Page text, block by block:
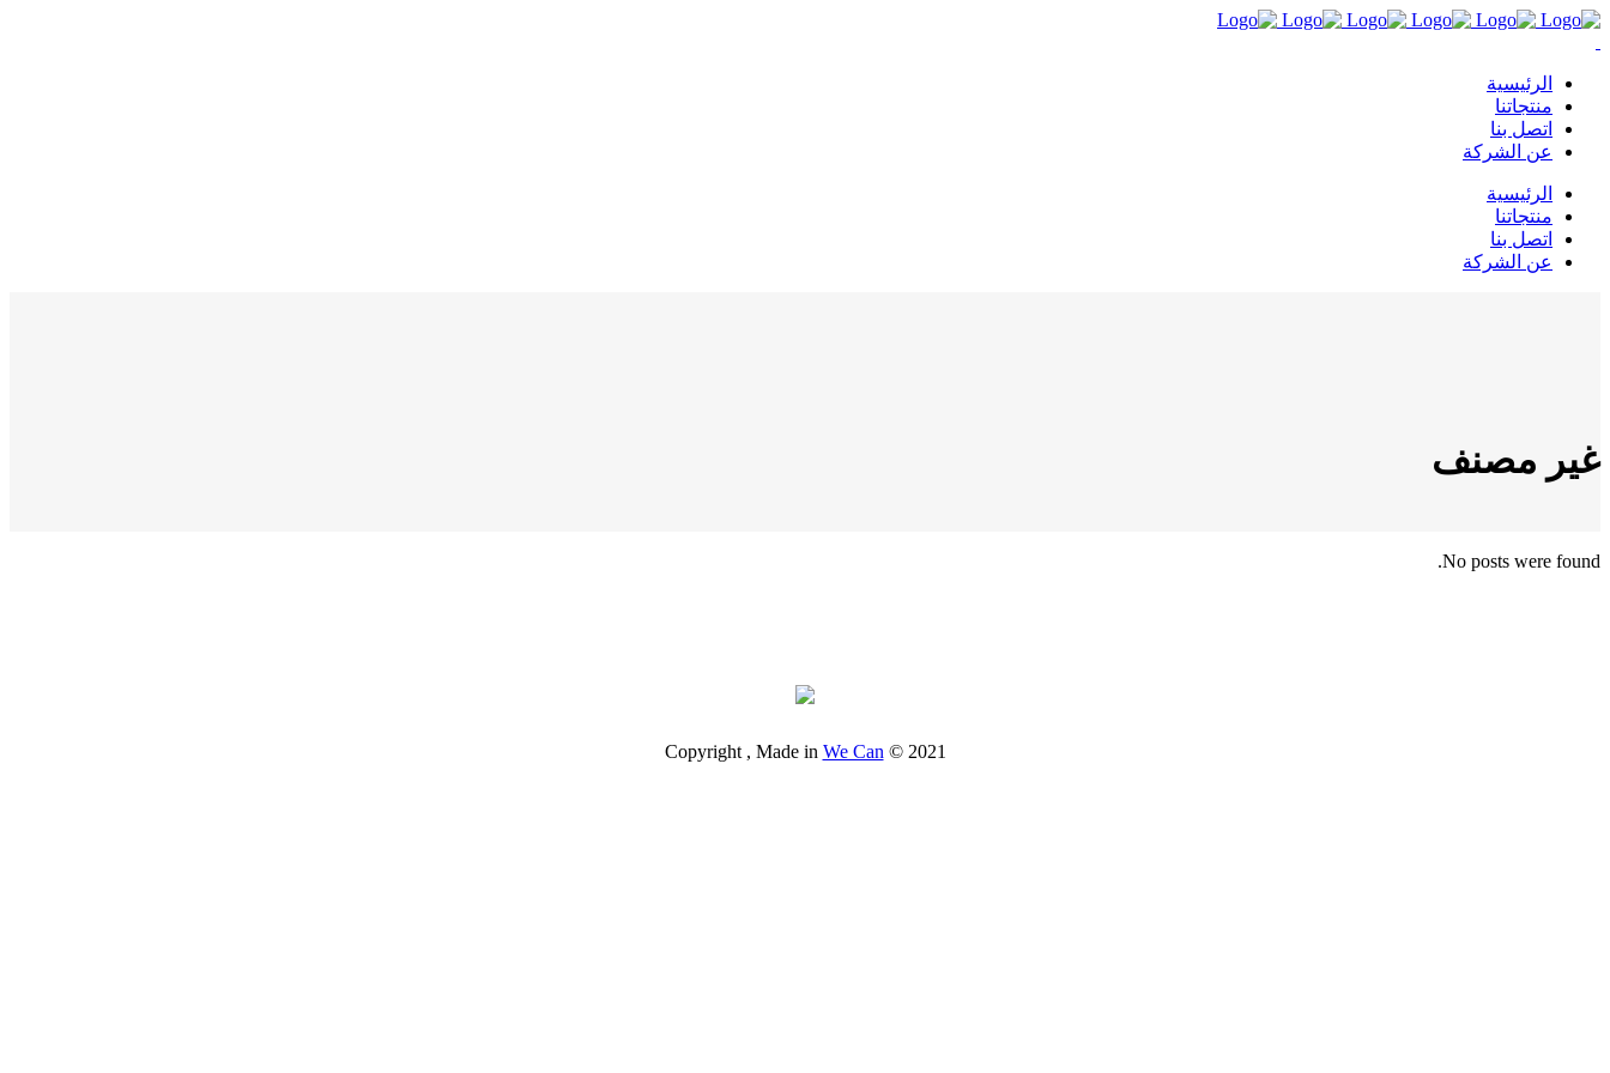
الرئيسية
منتجاتنا
اتصل بنا
عن الشركة
الرئيسية
منتجاتنا
اتصل بنا
عن الشركة
غير مصنف
No posts were found.
2021 © Copyright , Made in
We Can